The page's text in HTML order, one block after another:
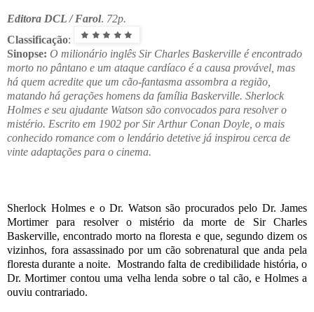
Editora DCL / Farol. 72p.
Classificação:
Sinopse: O milionário inglês Sir Charles Baskerville é encontrado
morto no pântano e um ataque cardíaco é a causa provável, mas
há quem acredite que um cão-fantasma assombra a região,
matando há gerações homens da família Baskerville. Sherlock
Holmes e seu ajudante Watson são convocados para resolver o
mistério. Escrito em 1902 por Sir Arthur Conan Doyle, o mais
conhecido romance com o lendário detetive já inspirou cerca de
vinte adaptações para o cinema.
Sherlock Holmes e o Dr. Watson são procurados pelo Dr. James
Mortimer para resolver o mistério da morte de Sir Charles
Baskerville, encontrado morto na floresta e que, segundo dizem os
vizinhos, fora assassinado por um cão sobrenatural que anda pela
floresta durante a noite. Mostrando falta de credibilidade história, o
Dr. Mortimer contou uma velha lenda sobre o tal cão, e Holmes a
ouviu contrariado.